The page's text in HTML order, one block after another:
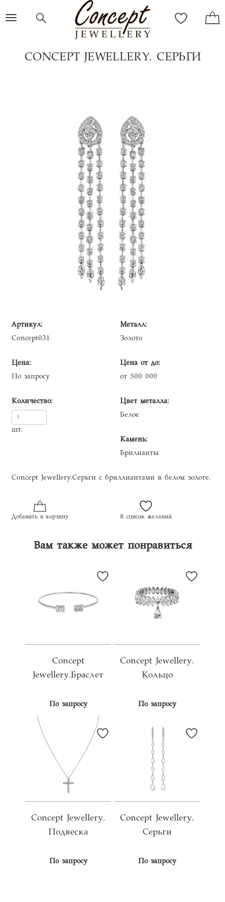
Toggle
CONCEPT JEWELLERY. СЕРЬГИ
Артикул:
Concept031
Цена:
По запросу
Количество:
шт.
Металл:
Золото
Цена от до:
от 500 000
Цвет металла:
Белое
Камень:
Брилианты
Concept Jewellery.Серьги с бриллиантами в белом золоте.
Добавить в корзину В список желаний
Вам также может понравиться
Concept
Jewellery.Браслет
По запросу
Concept Jewellery.
Кольцо
По запросу
Concept Jewellery.
Подвеска
По запросу
Concept Jewellery.
Серьги
По запросу